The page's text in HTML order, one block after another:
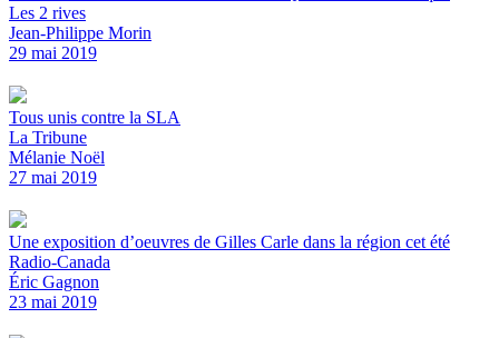
Les 2 rives
Jean-Philippe Morin
29 mai 2019
Tous unis contre la SLA
La Tribune
Mélanie Noël
27 mai 2019
Une exposition d’oeuvres de Gilles Carle dans la région cet été
Radio-Canada
Éric Gagnon
23 mai 2019